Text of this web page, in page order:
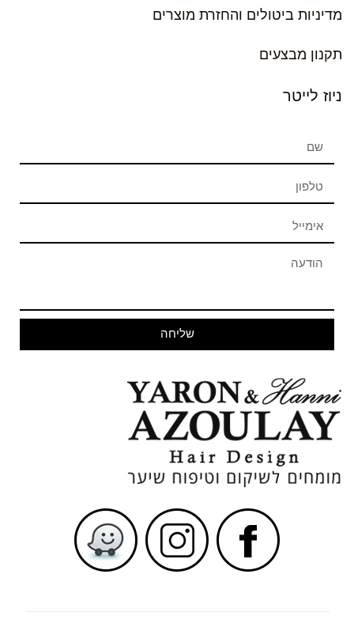
מדיניות ביטולים והחזרת מוצרים
תקנון מבצעים
ניוז לייטר
שליחה